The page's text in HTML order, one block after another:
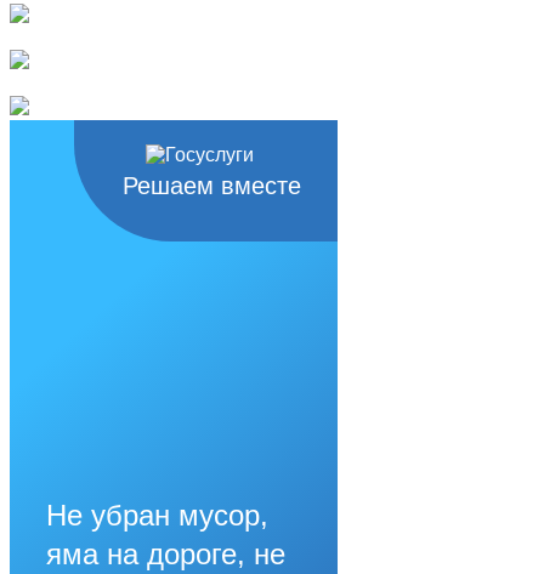
Решаем вместе
Не убран мусор,
яма на дороге, не